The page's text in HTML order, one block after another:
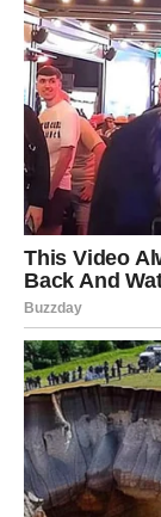
Poruka za
Ljubav bez
Strelac je u
unutrašnje
samo sloboda,
prisutnost i
Ako si u vezi,
slobodan,
neko ti budi
priznavao.
Poruka za